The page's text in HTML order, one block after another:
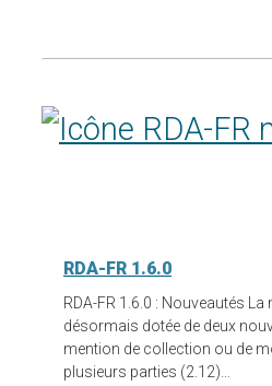
RDA-FR 1.6.0
RDA-FR 1.6.0 : Nouveautés
désormais dotée de deux
mention de collection ou de
plusieurs parties (2.12)…